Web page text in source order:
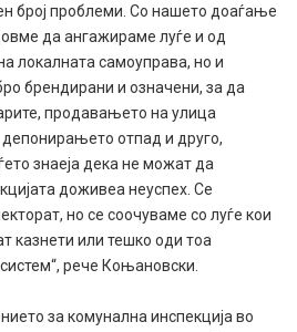
број проблеми. Со нашето доаѓање
да ангажираме луѓе и од
локалната самоуправа, но и
брендирани и означени, за да
продавањето на улица
отпад и друго,
знаеја дека не можат да
доживеа неуспех. Се
но се соочуваме со луѓе кои
казнети или тешко оди тоа
рече Коњановски.
за комунална инспекција во